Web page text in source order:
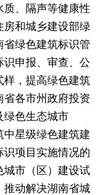
、隔声等健康性
房和城乡建设部绿
绿色建筑标识管
申报、审查、公
样，提高绿色建筑
各市州政府投资
绿色生态城市
中星级绿色建筑建
项目实施情况的
城市（区）建设试
推动解决湖南省城